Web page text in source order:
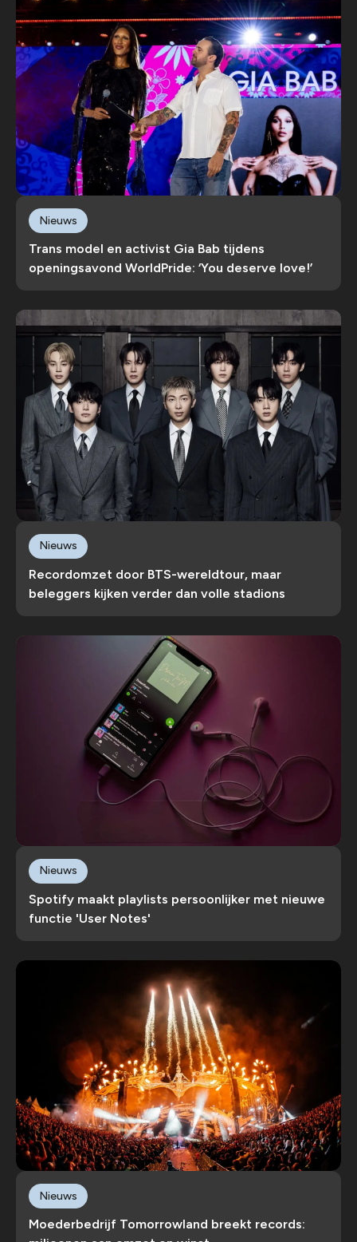
Trans model en activist Gia Bab tijdens
openingsavond WorldPride: ‘You deserve love!’
Nieuws
Recordomzet door BTS-wereldtour, maar
beleggers kijken verder dan volle stadions
Nieuws
Spotify maakt playlists persoonlijker met nieuwe
functie 'User Notes'
Nieuws
Moederbedrijf Tomorrowland breekt records:
Nieuws